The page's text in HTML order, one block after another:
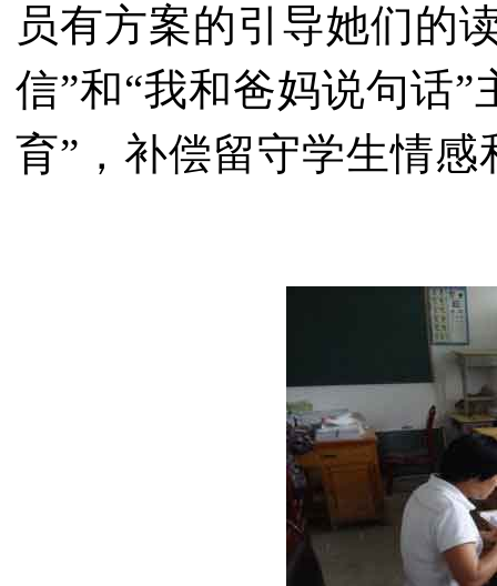
员有方案的引导她们的
信”和“我和爸妈说句话
育”，补偿留守学生情感